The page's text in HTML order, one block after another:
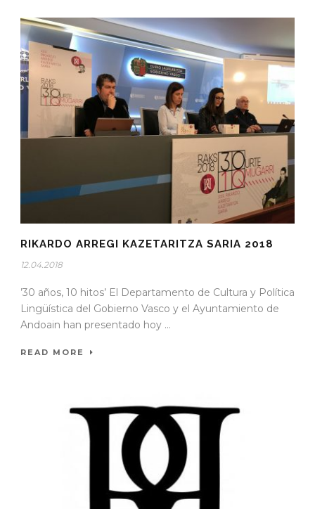
RIKARDO ARREGI KAZETARITZA SARIA 2018
12.04.2018
’30 años, 10 hitos’ El Departamento de Cultura y Política
Lingüística del Gobierno Vasco y el Ayuntamiento de
Andoain han presentado hoy ...
READ MORE